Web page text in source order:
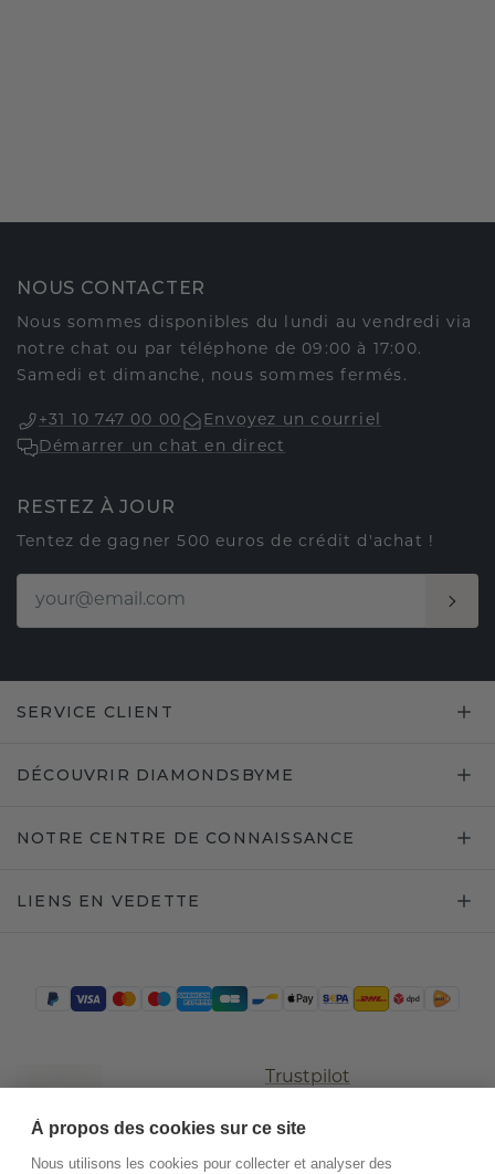
NOUS CONTACTER
Nous sommes disponibles du lundi au vendredi via
notre chat ou par téléphone de 09:00 à 17:00.
Samedi et dimanche, nous sommes fermés.
+31 10 747 00 00
Envoyez un courriel
Démarrer un chat en direct
RESTEZ À JOUR
Tentez de gagner 500 euros de crédit d'achat !
SERVICE CLIENT
DÉCOUVRIR DIAMONDSBYME
NOTRE CENTRE DE CONNAISSANCE
LIENS EN VEDETTE
Trustpilot
À propos des cookies sur ce site
Nous utilisons les cookies pour collecter et analyser des